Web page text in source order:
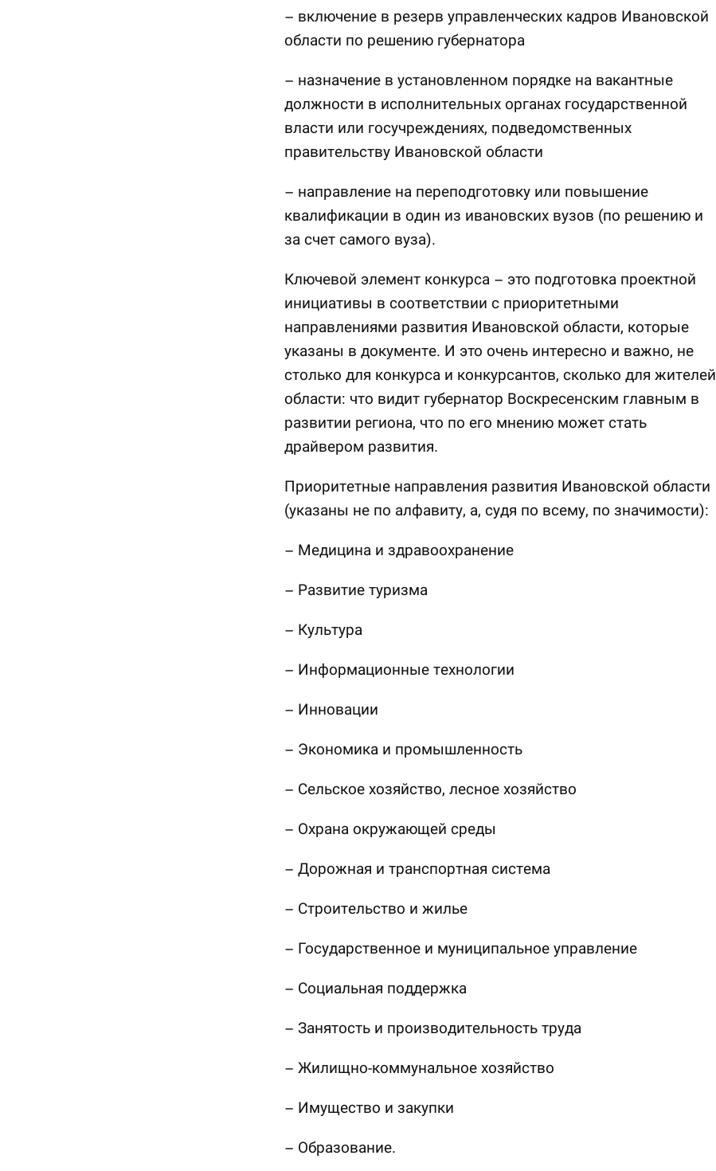
– включение в резерв управленческих кадров Ивановской
области по решению губернатора
– назначение в установленном порядке на вакантные
должности в исполнительных органах государственной
власти или госучреждениях, подведомственных
правительству Ивановской области
– направление на переподготовку или повышение
квалификации в один из ивановских вузов (по решению и
за счет самого вуза).
Ключевой элемент конкурса – это подготовка проектной
инициативы в соответствии с приоритетными
направлениями развития Ивановской области, которые
указаны в документе. И это очень интересно и важно, не
столько для конкурса и конкурсантов, сколько для жителей
области: что видит губернатор Воскресенским главным в
развитии региона, что по его мнению может стать
драйвером развития.
Приоритетные направления развития Ивановской области
(указаны не по алфавиту, а, судя по всему, по значимости):
– Медицина и здравоохранение
– Развитие туризма
– Культура
– Информационные технологии
– Инновации
– Экономика и промышленность
– Сельское хозяйство, лесное хозяйство
– Охрана окружающей среды
– Дорожная и транспортная система
– Строительство и жилье
– Государственное и муниципальное управление
– Социальная поддержка
– Занятость и производительность труда
– Жилищно-коммунальное хозяйство
– Имущество и закупки
– Образование.